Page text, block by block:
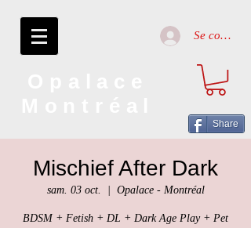
Se connecter
Share
Mischief After Dark
sam. 03 oct. Opalace - Montréal
BDSM + Fetish + DL + Dark Age Play + Pet